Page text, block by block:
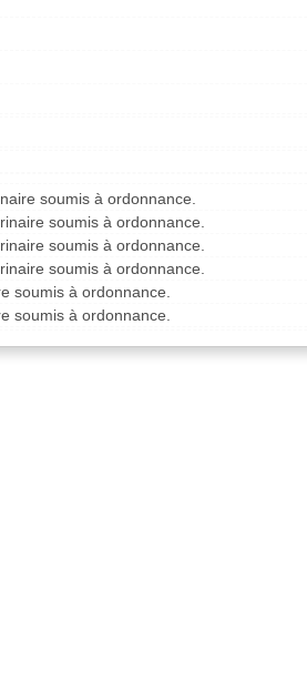
soumis à ordonnance.
soumis à ordonnance.
soumis à ordonnance.
soumis à ordonnance.
soumis à ordonnance.
soumis à ordonnance.